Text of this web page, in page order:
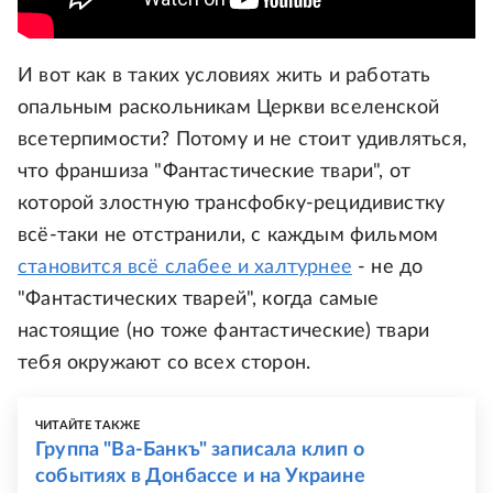
И вот как в таких условиях жить и работать
опальным раскольникам Церкви вселенской
всетерпимости? Потому и не стоит удивляться,
что франшиза "Фантастические твари", от
которой злостную трансфобку-рецидивистку
всё-таки не отстранили, с каждым фильмом
становится всё слабее и халтурнее - не до
"Фантастических тварей", когда самые
настоящие (но тоже фантастические) твари
тебя окружают со всех сторон.
ЧИТАЙТЕ ТАКЖЕ
Группа "Ва-Банкъ" записала клип о
событиях в Донбассе и на Украине